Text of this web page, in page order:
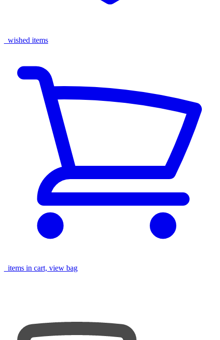
wished items
items in cart, view bag